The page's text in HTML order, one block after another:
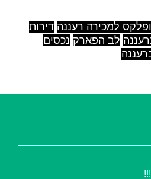
למכירה רעננה דירות
לב הפארק נכסים